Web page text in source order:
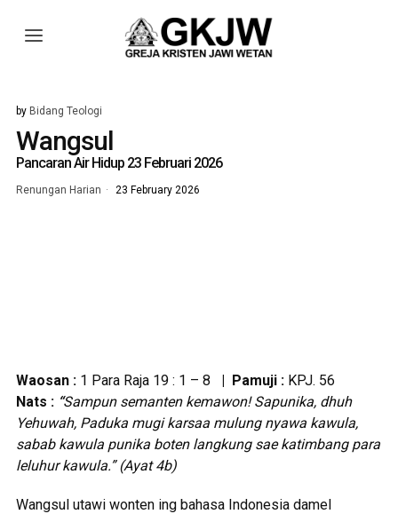
by Bidang Teologi
Wangsul
Pancaran Air Hidup 23 Februari 2026
Renungan Harian 23 February 2026
Waosan : 1 Para Raja 19 : 1 – 8 | Pamuji : KPJ. 56
Nats : “Sampun semanten kemawon! Sapunika, dhuh
Yehuwah, Paduka mugi karsaa mulung nyawa kawula,
sabab kawula punika boten langkung sae katimbang para
leluhur kawula.” (Ayat 4b)
Wangsul utawi wonten ing bahasa Indonesia damel